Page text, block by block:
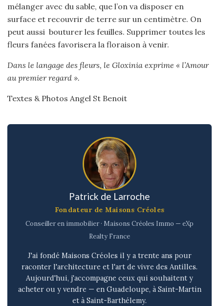
mélanger avec du sable, que l’on va disposer en
surface et recouvrir de terre sur un centimètre. On
peut aussi bouturer les feuilles. Supprimer toutes les
fleurs fanées favorisera la floraison à venir.
Dans le langage des fleurs, le Gloxinia exprime « l’Amour
au premier regard ».
Textes & Photos Angel St Benoit
Patrick de Larroche
Fondateur de Maisons Créoles
Conseiller en immobilier · Maisons Créoles Immo — eXp
Realty France
J'ai fondé Maisons Créoles il y a trente ans pour
raconter l'architecture et l'art de vivre des Antilles.
Aujourd'hui, j'accompagne ceux qui souhaitent y
acheter ou y vendre — en Guadeloupe, à Saint-Martin
et à Saint-Barthélemy.